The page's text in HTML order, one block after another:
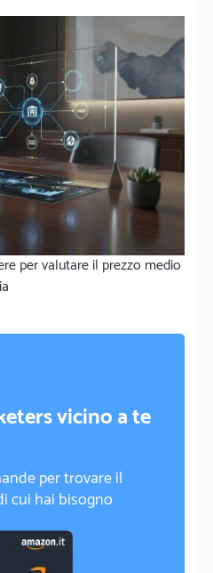
per valutare il prezzo medio
vicino a te
per trovare il
cui hai bisogno